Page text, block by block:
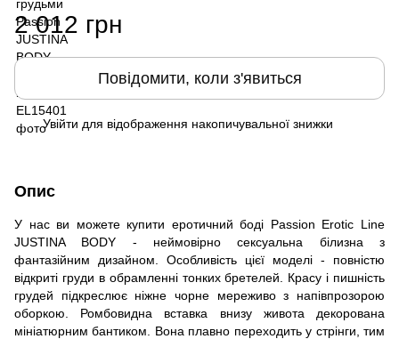
2 012 грн
Повідомити, коли з'явиться
% Увійти для відображення накопичувальної знижки
Опис
У нас ви можете купити еротичний боді Passion Erotic Line
JUSTINA BODY - неймовірно сексуальна білизна з
фантазійним дизайном. Особливість цієї моделі - повністю
відкриті груди в обрамленні тонких бретелей. Красу і пишність
грудей підкреслює ніжне чорне мереживо з напівпрозорою
оборкою. Ромбовидна вставка внизу живота декорована
мініатюрним бантиком. Вона плавно переходить у стрінги, тим